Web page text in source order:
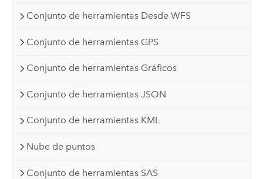
Conjunto de herramientas Desde WFS
Conjunto de herramientas GPS
Conjunto de herramientas Gráficos
Conjunto de herramientas JSON
Conjunto de herramientas KML
Nube de puntos
Conjunto de herramientas SAS